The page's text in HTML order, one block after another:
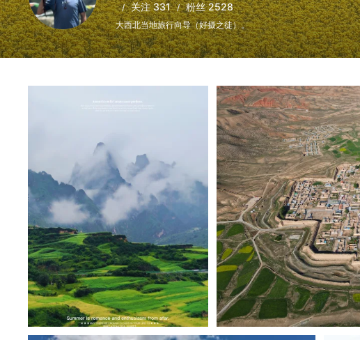
关注 331 粉丝 2528
大西北当地旅行向导（好摄之徒）。